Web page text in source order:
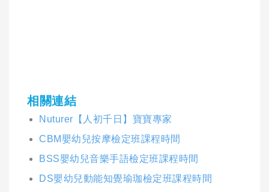
相關連結
Nuturer【人初千日】寶寶專家
CBM嬰幼兒按摩檢定班課程時間
BSS嬰幼兒音樂手語檢定班課程時間
DS嬰幼兒動能知覺瑜珈檢定班課程時間